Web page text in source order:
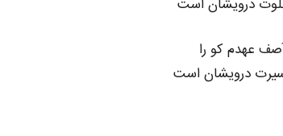
درویشان است
عهدم کو را
درویشان است